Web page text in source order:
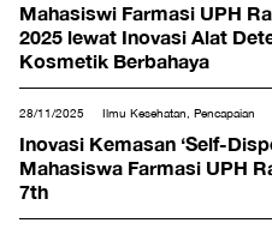
Mahasiswi Farmasi UPH
2025 lewat Inovasi Alat
Kosmetik Berbahaya
28/11/2025 Ilmu Kesehatan, Pencapaian
Inovasi Kemasan ‘Self-
Mahasiswa Farmasi UPH
7th